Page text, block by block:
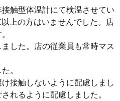
触型体温計にて検温させてい
上の方はいませんでした。店
した。店の従業員も常時マス
。
接触しないように配慮しまし
れるように配慮しました。